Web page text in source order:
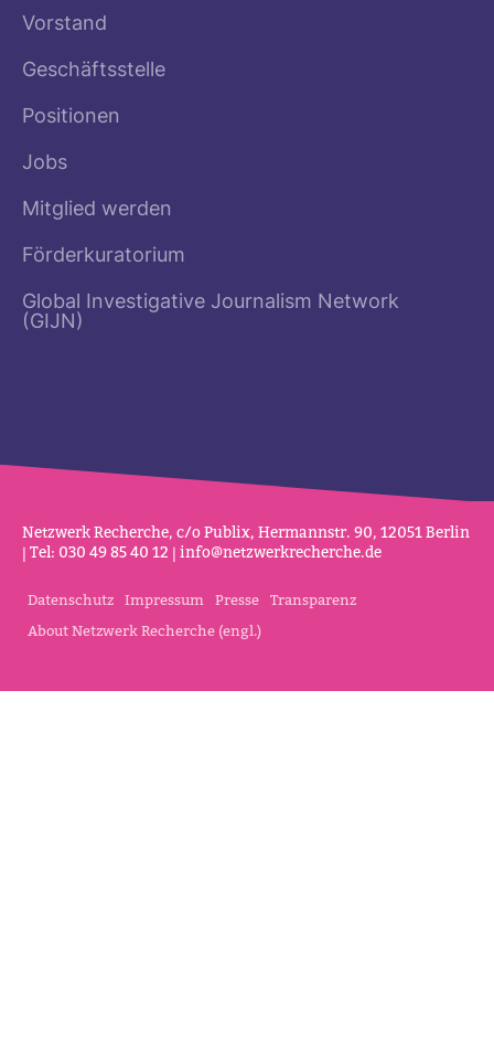
Vorstand
Geschäftsstelle
Positionen
Jobs
Mitglied werden
Förderkuratorium
Global Investigative Journalism Network
(GIJN)
Netz­werk Recherche, c/o Publix, Her­mannstr. 90, 12051 Berlin
| Tel: 030 49 85 40 12 | info@netz­werk­re­cherche.de
Datenschutz Impressum Presse Transparenz
About Netzwerk Recherche (engl.)